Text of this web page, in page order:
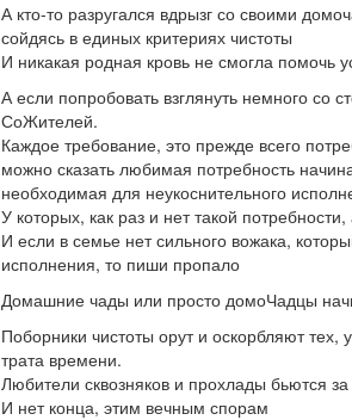
А кто-то разругался вдрызг со своими
сойдясь в единых критериях чистоты
И никакая родная кровь не смогла помочь
А если попробовать взглянуть немного со
СоЖителей.
Каждое требование, это прежде всего
можно сказать любимая потребность
необходимая для неукоснительного
У которых, как раз и нет такой
И если в семье нет сильного вожака,
исполнения, то пиши пропало
Домашние чады или просто домоЧадцы
Поборники чистоты орут и оскорбляют тех,
трата времени.
Любители сквозняков и прохлады бьются
И нет конца, этим вечным спорам